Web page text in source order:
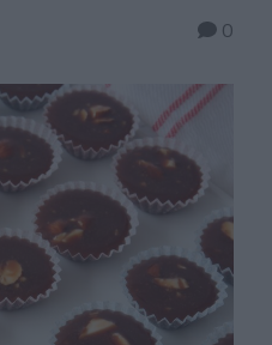
på utsidan och
att baka.
ugnen på 180 grader.
tunt …
0